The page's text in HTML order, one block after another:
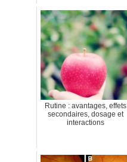
Rutine : avantages, effets
secondaires, dosage et
interactions